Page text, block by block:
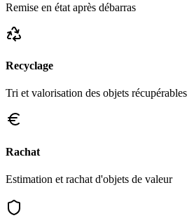
Remise en état après débarras
Recyclage
Tri et valorisation des objets récupérables
Rachat
Estimation et rachat d'objets de valeur